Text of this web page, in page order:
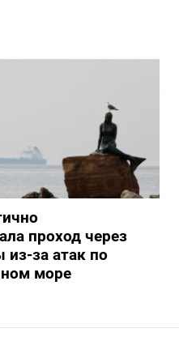
проход через
за атак по
море